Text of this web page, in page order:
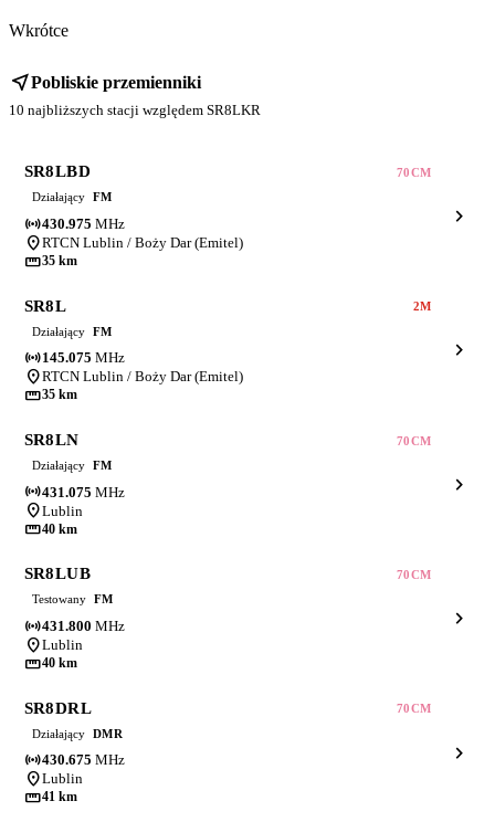
Wkrótce
near_mePobliskie przemienniki
10 najbliższych stacji względem SR8LKR
SR8LBD
70CM
Działający
FM
sensors430.975 MHz
location_onRTCN Lublin / Boży Dar (Emitel)
straighten35 km
chevron_right
SR8L
2M
Działający
FM
sensors145.075 MHz
location_onRTCN Lublin / Boży Dar (Emitel)
straighten35 km
chevron_right
SR8LN
70CM
Działający
FM
sensors431.075 MHz
location_onLublin
straighten40 km
chevron_right
SR8LUB
70CM
Testowany
FM
sensors431.800 MHz
location_onLublin
straighten40 km
chevron_right
SR8DRL
70CM
Działający
DMR
sensors430.675 MHz
location_onLublin
straighten41 km
chevron_right